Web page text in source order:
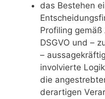
das Bestehen
Profiling
DSGVO und –
–
involvierte
die
derartigen